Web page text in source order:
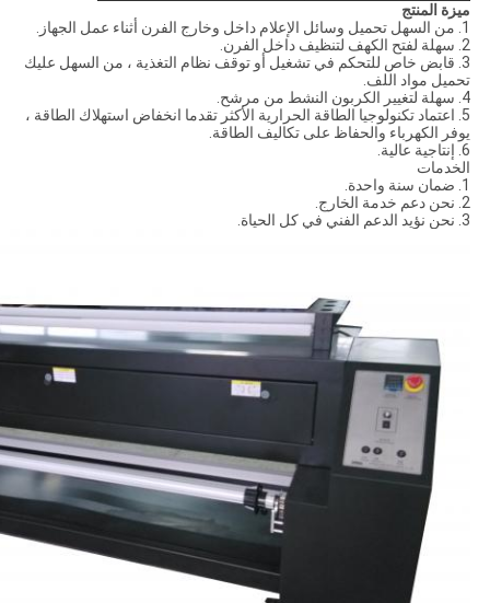
ميزة المنتج
1. من السهل تحميل وسائل الإعلام داخل وخارج الفرن أثناء عمل الجهاز.
2. سهلة لفتح الكهف لتنظيف داخل الفرن.
3. قابض خاص للتحكم في تشغيل أو توقف نظام التغذية ، من السهل عليك
تحميل مواد اللف.
4. سهلة لتغيير الكربون النشط من مرشح.
5. اعتماد تكنولوجيا الطاقة الحرارية الأكثر تقدما انخفاض استهلاك الطاقة ،
يوفر الكهرباء والحفاظ على تكاليف الطاقة.
6. إنتاجية عالية.
الخدمات
1. ضمان سنة واحدة.
2. نحن دعم خدمة الخارج.
3. نحن نؤيد الدعم الفني في كل الحياة.